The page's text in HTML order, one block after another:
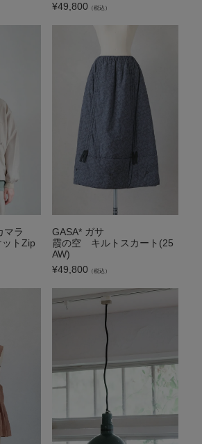
¥49,800 （税込）
マラ
トZip
GASA* ガサ
霞の空 キルトスカート(25
AW)
¥49,800 （税込）